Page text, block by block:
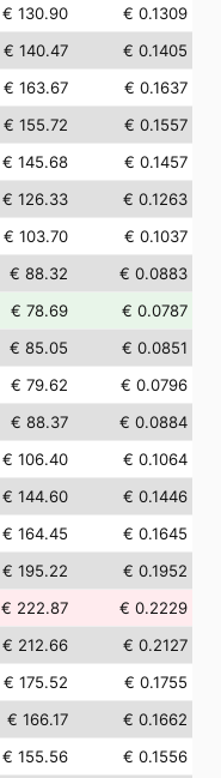
€ 130.90
€ 0.1309
€ 140.47
€ 0.1405
€ 163.67
€ 0.1637
€ 155.72
€ 0.1557
€ 145.68
€ 0.1457
€ 126.33
€ 0.1263
€ 103.70
€ 0.1037
€ 88.32
€ 0.0883
€ 78.69
€ 0.0787
€ 85.05
€ 0.0851
€ 79.62
€ 0.0796
€ 88.37
€ 0.0884
€ 106.40
€ 0.1064
€ 144.60
€ 0.1446
€ 164.45
€ 0.1645
€ 195.22
€ 0.1952
€ 222.87
€ 0.2229
€ 212.66
€ 0.2127
€ 175.52
€ 0.1755
€ 166.17
€ 0.1662
€ 155.56
€ 0.1556